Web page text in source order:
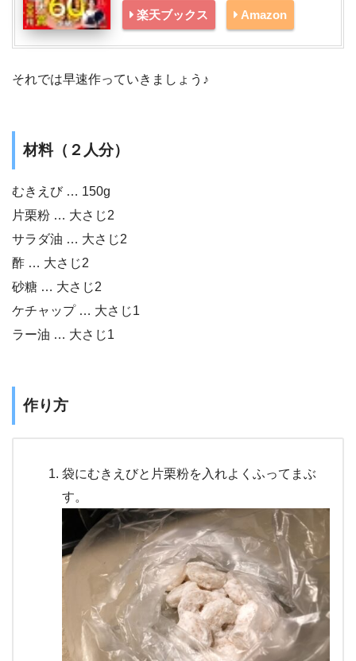
楽天ブックス Amazon
それでは早速作っていきましょう♪
材料（２人分）
むきえび … 150g
片栗粉 … 大さじ2
サラダ油 … 大さじ2
酢 … 大さじ2
砂糖 … 大さじ2
ケチャップ … 大さじ1
ラー油 … 大さじ1
作り方
袋にむきえびと片栗粉を入れよくふってまぶ
す。